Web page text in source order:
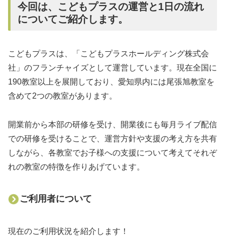
今回は、こどもプラスの運営と1日の流れ
についてご紹介します。
こどもプラスは、「こどもプラスホールディング株式会
社」のフランチャイズとして運営しています。現在全国に
190教室以上を展開しており、愛知県内には尾張旭教室を
含めて2つの教室があります。
開業前から本部の研修を受け、開業後にも毎月ライブ配信
での研修を受けることで、運営方針や支援の考え方を共有
しながら、各教室でお子様への支援について考えてそれぞ
れの教室の特徴を作りあげています。
ご利用者について
現在のご利用状況を紹介します！